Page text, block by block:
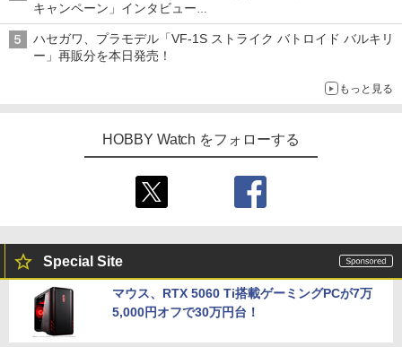
キャンペーン」インタビュー
子どもが楽しめるかっぱ寿司ならではの体験とコラボの楽しさを
追求
ハセガワ、プラモデル「VF-1S ストライク バトロイド バルキリ
ー」再販分を本日発売！
もっと見る
HOBBY Watch をフォローする
Special Site
マウス、RTX 5060 Ti搭載ゲーミングPCが7万
5,000円オフで30万円台！